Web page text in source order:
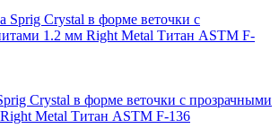
Crystal в форме веточки с прозрачными
Metal Титан ASTM F-136